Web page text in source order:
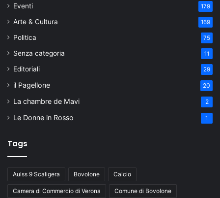
Eventi 179
Arte & Cultura 169
Politica 75
Senza categoria 11
Editoriali 29
il Pagellone 20
La chambre de Mavi 2
Le Donne in Rosso 1
Tags
Aulss 9 Scaligera Bovolone Calcio
Camera di Commercio di Verona Comune di Bovolone